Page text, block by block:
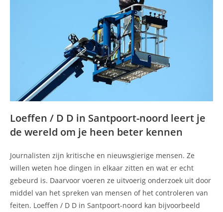
Loeffen / D D in Santpoort-noord leert je
de wereld om je heen beter kennen
Journalisten zijn kritische en nieuwsgierige mensen. Ze
willen weten hoe dingen in elkaar zitten en wat er echt
gebeurd is. Daarvoor voeren ze uitvoerig onderzoek uit door
middel van het spreken van mensen of het controleren van
feiten. Loeffen / D D in Santpoort-noord kan bijvoorbeeld